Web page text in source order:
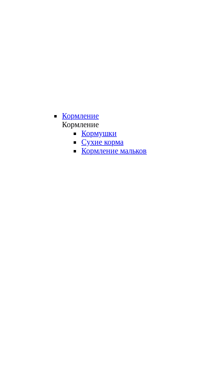
Кормление
Кормление
Кормушки
Сухие корма
Кормление мальков